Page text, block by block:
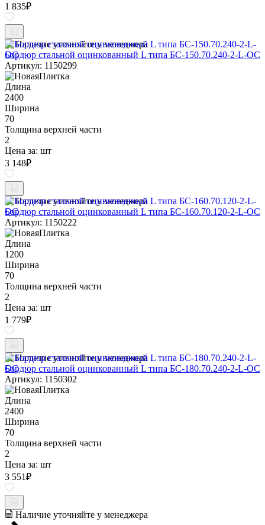
1 835₽
Наличие уточняйте у менеджера
Бордюр стальной оцинкованный L типа БС-150.70.240-2-L-ОС
Артикул: 1150299
Длина
2400
Ширина
70
Толщина верхней части
2
Цена за: шт
3 148₽
Наличие уточняйте у менеджера
Бордюр стальной оцинкованный L типа БС-160.70.120-2-L-ОС
Артикул: 1150222
Длина
1200
Ширина
70
Толщина верхней части
2
Цена за: шт
1 779₽
Наличие уточняйте у менеджера
Бордюр стальной оцинкованный L типа БС-180.70.240-2-L-ОС
Артикул: 1150302
Длина
2400
Ширина
70
Толщина верхней части
2
Цена за: шт
3 551₽
Наличие уточняйте у менеджера